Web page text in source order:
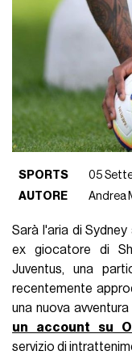
SPORTS
05
AUTORE
Andrea
Sarà l'aria di
ex giocatore di
Juventus, una
recentemente
una nuova avventura
un account su
servizio di